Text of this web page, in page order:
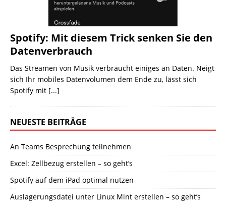
Spotify: Mit diesem Trick senken Sie den
Datenverbrauch
Das Streamen von Musik verbraucht einiges an Daten. Neigt
sich Ihr mobiles Datenvolumen dem Ende zu, lässt sich
Spotify mit [...]
NEUESTE BEITRÄGE
An Teams Besprechung teilnehmen
Excel: Zellbezug erstellen – so geht’s
Spotify auf dem iPad optimal nutzen
Auslagerungsdatei unter Linux Mint erstellen – so geht’s